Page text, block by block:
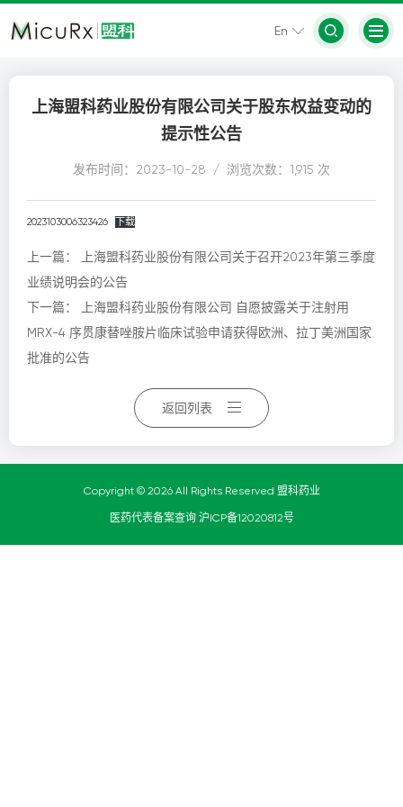
En
上海盟科药业股份有限公司关于股东权益变动的
提示性公告
发布时间：2023-10-28 / 浏览次数：1,915 次
2023103006323426 下载
上一篇：
上海盟科药业股份有限公司关于召开2023年第三季度
业绩说明会的公告
下一篇：
上海盟科药业股份有限公司 自愿披露关于注射用
MRX-4 序贯康替唑胺片临床试验申请获得欧洲、拉丁美洲国家
批准的公告
返回列表
Copyright © 2026 All Rights Reserved 盟科药业
医药代表备案查询 沪ICP备12020812号